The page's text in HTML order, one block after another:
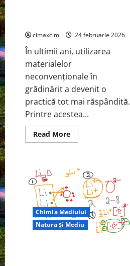
cimaxcim 24 februarie 2026
În ultimii ani, utilizarea
materialelor
neconvenționale în
grădinărit a devenit o
practică tot mai răspândită.
Printre acestea...
Read MoreRead
more
grădină
–
între
practică
și
pericol
ecologic
Chimia Mediului
Natura și Mediu